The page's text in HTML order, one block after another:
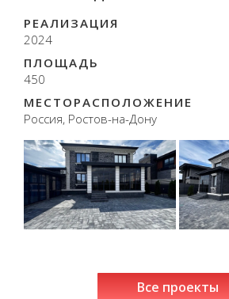
РЕАЛИЗАЦИЯ
2024
ПЛОЩАДЬ
450
МЕСТОРАСПОЛОЖЕНИЕ
Россия, Ростов-на-Дону
Все проекты